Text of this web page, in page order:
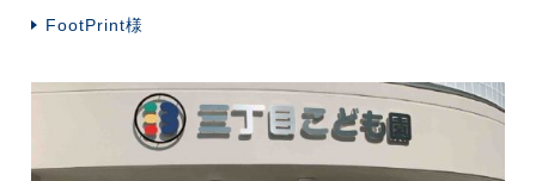
FootPrint様